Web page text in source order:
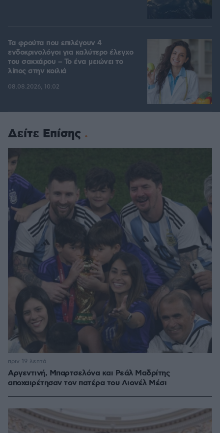
Τα φρούτα που επιλέγουν 4
ενδοκρινολόγοι για καλύτερο έλεγχο
του σακχάρου – Το ένα μειώνει το
λίπος στην κοιλιά
08.08.2026, 10:02
Δείτε Επίσης
Αργεντινή, Μπαρτσελόνα και Ρεάλ Μαδρίτης
αποχαιρέτησαν τον πατέρα του Λιονέλ Μέσι
πριν 19 λεπτά